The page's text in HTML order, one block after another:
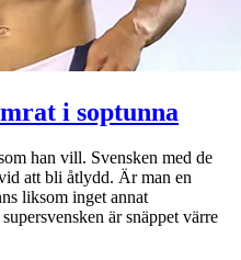
i soptunna
han vill. Svensken med de
att bli åtlydd. Är man en
liksom inget annat
är snäppet värre